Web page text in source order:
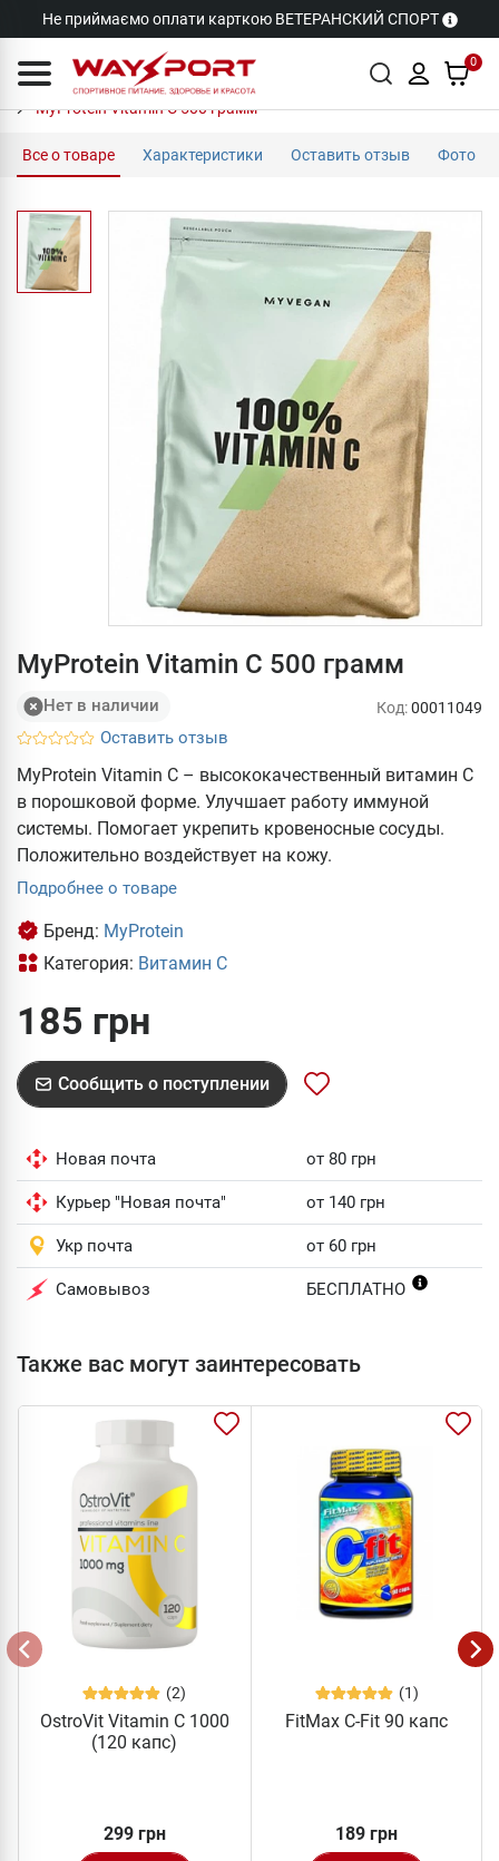
Не приймаємо оплати карткою ВЕТЕРАНСКИЙ СПОРТ
0
MyProtein Vitamin C 500 грамм
Все о товаре Характеристики Оставить отзыв Фото
MyProtein Vitamin C 500 грамм
Нет в наличии
Оставить отзыв
Код:00011049
MyProtein Vitamin C – высококачественный витамин С
в порошковой форме. Улучшает работу иммуной
системы. Помогает укрепить кровеносные сосуды.
Положительно воздействует на кожу.
Подробнее о товаре
Бренд: MyProtein
Категория: Витамин С
185 грн
Сообщить о поступлении
Новая почта от 80 грн
Курьер "Новая почта" от 140 грн
Укр почта от 60 грн
Самовывоз БЕСПЛАТНО
Также вас могут заинтересовать
(2)
OstroVit Vitamin C 1000
(120 капс)
299 грн
(1)
FitMax C-Fit 90 капс
189 грн